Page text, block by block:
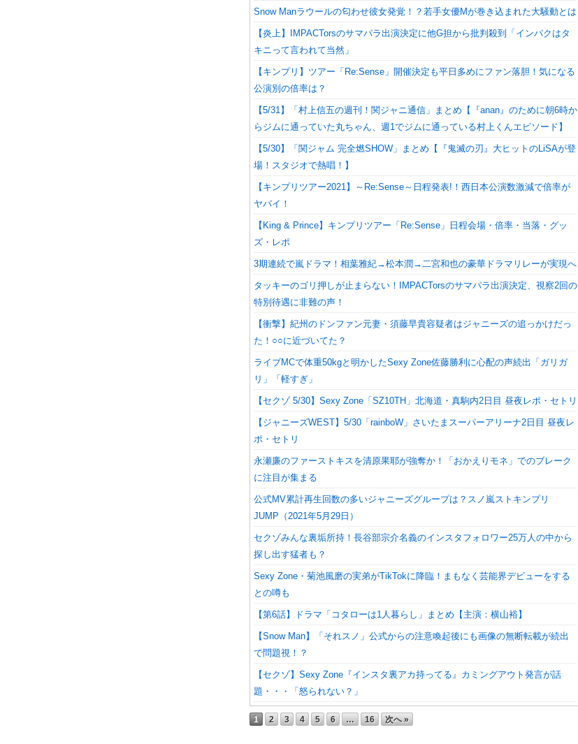
Snow Manラウールの匂わせ彼女発覚！？若手女優Mが巻き込まれた大騒動とは
【炎上】IMPACTorsのサマパラ出演決定に他G担から批判殺到「インパクはタ
キニって言われて当然」
【キンプリ】ツアー「Re:Sense」開催決定も平日多めにファン落胆！気になる
公演別の倍率は？
【5/31】「村上信五の週刊！関ジャニ通信」まとめ【『anan』のために朝6時か
らジムに通っていた丸ちゃん、週1でジムに通っている村上くんエピソード】
【5/30】「関ジャム 完全燃SHOW」まとめ【『鬼滅の刃』大ヒットのLiSAが登
場！スタジオで熱唱！】
【キンプリツアー2021】～Re:Sense～日程発表!！西日本公演数激減で倍率が
ヤバイ！
【King & Prince】キンプリツアー「Re:Sense」日程会場・倍率・当落・グッ
ズ・レポ
3期連続で嵐ドラマ！相葉雅紀→松本潤→二宮和也の豪華ドラマリレーが実現へ
タッキーのゴリ押しが止まらない！IMPACTorsのサマパラ出演決定、視察2回の
特別待遇に非難の声！
【衝撃】紀州のドンファン元妻・須藤早貴容疑者はジャニーズの追っかけだっ
た！○○に近づいてた？
ライブMCで体重50kgと明かしたSexy Zone佐藤勝利に心配の声続出「ガリガ
リ」「軽すぎ」
【セクゾ 5/30】Sexy Zone「SZ10TH」北海道・真駒内2日目 昼夜レポ・セトリ
【ジャニーズWEST】5/30「rainboW」さいたまスーパーアリーナ2日目 昼夜レ
ポ・セトリ
永瀬廉のファーストキスを清原果耶が強奪か！「おかえりモネ」でのブレーク
に注目が集まる
公式MV累計再生回数の多いジャニーズグループは？スノ嵐ストキンプリ
JUMP（2021年5月29日）
セクゾみんな裏垢所持！長谷部宗介名義のインスタフォロワー25万人の中から
探し出す猛者も？
Sexy Zone・菊池風磨の実弟がTikTokに降臨！まもなく芸能界デビューをする
との噂も
【第6話】ドラマ「コタローは1人暮らし」まとめ【主演：横山裕】
【Snow Man】「それスノ」公式からの注意喚起後にも画像の無断転載が続出
で問題視！？
【セクゾ】Sexy Zone『インスタ裏アカ持ってる』カミングアウト発言が話
題・・・「怒られない？」
1 2 3 4 5 6 … 16 次へ »